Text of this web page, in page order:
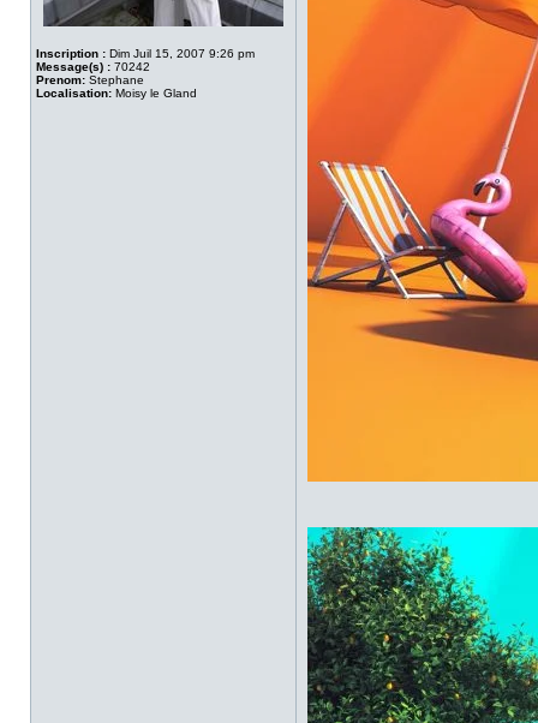
Inscription : Dim Juil 15, 2007 9:26 pm
Message(s) : 70242
Prenom: Stephane
Localisation: Moisy le Gland